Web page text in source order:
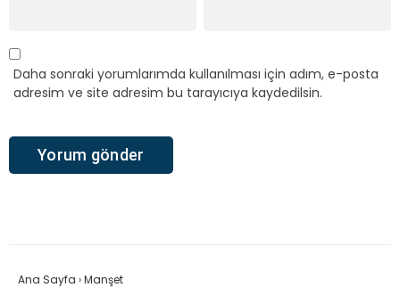
Daha sonraki yorumlarımda kullanılması için adım, e-posta
adresim ve site adresim bu tarayıcıya kaydedilsin.
Ana Sayfa ›Manşet